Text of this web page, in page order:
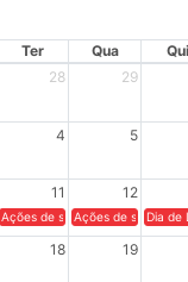
Ter Qua Qui
28 29
4 5
11 12
Ações de solidariedade a Cuba
Ações de Dia de
18 19